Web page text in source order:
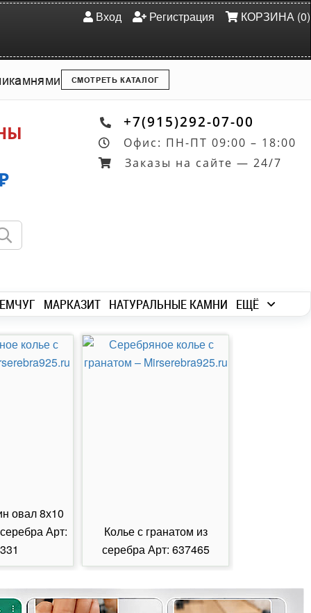
Вход Регистрация КОРЗИНА (0)
камнями СМОТРЕТЬ КАТАЛОГ
+7(915)292-07-00
Офис: ПН-ПТ 09:00 – 18:00
Заказы на сайте — 24/7
МАРКАЗИТ НАТУРАЛЬНЫЕ КАМНИ ЕЩЁ
овал 8х10
Арт:
Колье с гранатом из
серебра Арт: 637465